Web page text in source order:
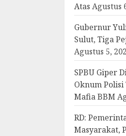
Atas Agustus
Gubernur
Sulut, Tiga
Agustus 5,
SPBU Giper
Oknum Polisi
Mafia BBM
RD:
Masyarakat,